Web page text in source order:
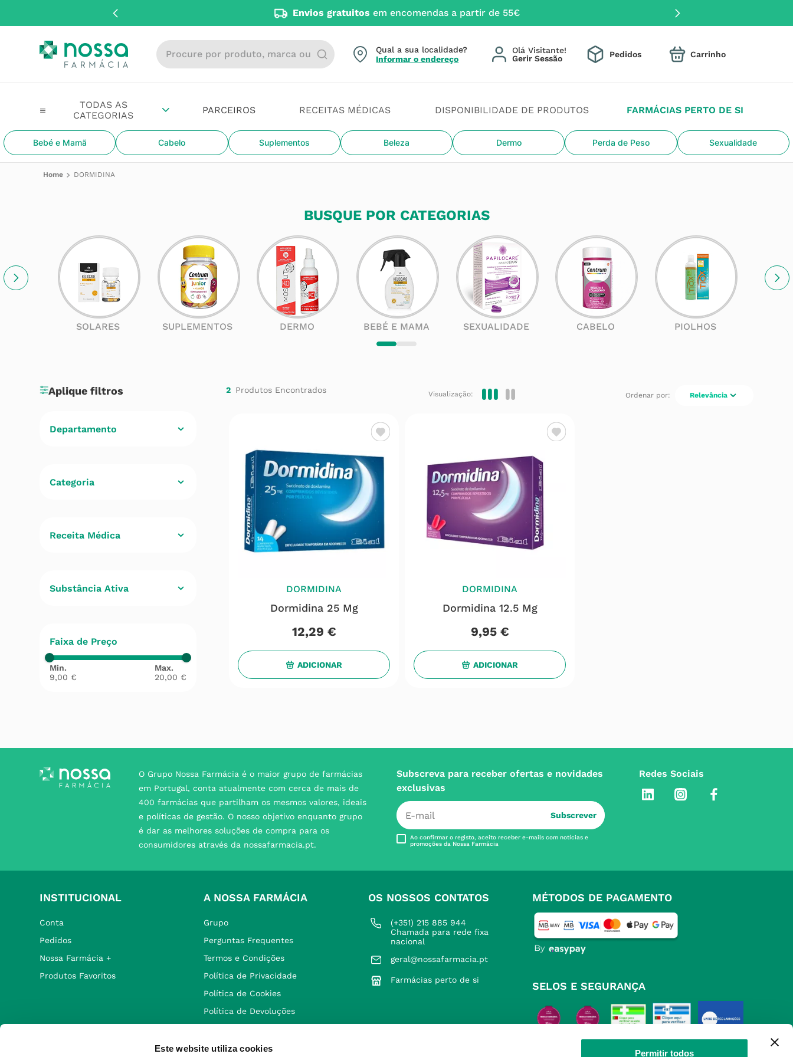
Este website utiliza cookies Permitir todos
Envios gratuitos em encomendas a partir de 55€
Procure por produto, marca ou categoria
PARCEIROS RECEITAS MÉDICAS DISPONIBILIDADE DE PRODUTOS FARMÁCIAS PERTO DE SI
Bebé e Mamã Cabelo Suplementos Beleza Dermo Perda de Peso Sexualidade
Qual a sua localidade?
Informar o endereço
Olá Visitante! Pedidos
DORMIDINA
BUSQUE POR CATEGORIAS
SOLARES SUPLEMENTOS DERMO BEBÉ E MAMA SEXUALIDADE CABELO PIOLHOS
Departamento
Categoria
Receita Médica
Substância Ativa
Faixa de Preço
9,00 € 20,00 €
2 Visualização: Relevância
DORMIDINA
Dormidina 25 Mg
12,29 €
ADICIONAR
DORMIDINA
Dormidina 12.5 Mg
9,95 €
ADICIONAR
O Grupo Nossa Farmácia é o maior grupo de farmácias
em Portugal, conta atualmente com cerca de mais de
400 farmácias que partilham os mesmos valores, ideais
e políticas de gestão. O nosso objetivo enquanto grupo
é dar as melhores soluções de compra para os
consumidores através da nossafarmacia.pt.
Subscreva para receber ofertas e novidades
exclusivas
Subscrever
Ao confirmar o registo, aceito receber e-mails com notícias e
promoções da Nossa Farmácia
Redes Sociais
INSTITUCIONAL
Conta
Pedidos
Nossa Farmácia +
Produtos Favoritos
A NOSSA FARMÁCIA
Grupo
Perguntas Frequentes
Termos e Condições
Política de Privacidade
Política de Cookies
Política de Devoluções
OS NOSSOS CONTATOS
(+351) 215 885 944
Chamada para rede fixa
nacional
geral@nossafarmacia.pt
Farmácias perto de si
MÉTODOS DE PAGAMENTO
SELOS E SEGURANÇA